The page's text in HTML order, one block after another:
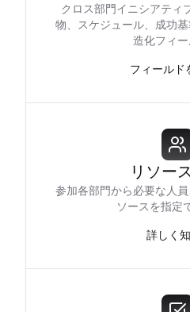
クロス部門イニシアティ
物、スケジュール、成功
造化フィー
フィールド
リソー
参加各部門から必要な人
ソースを指定
詳しく